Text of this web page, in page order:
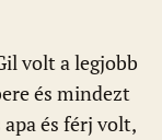
volt a legjobb
és mindezt
apa és férj volt,